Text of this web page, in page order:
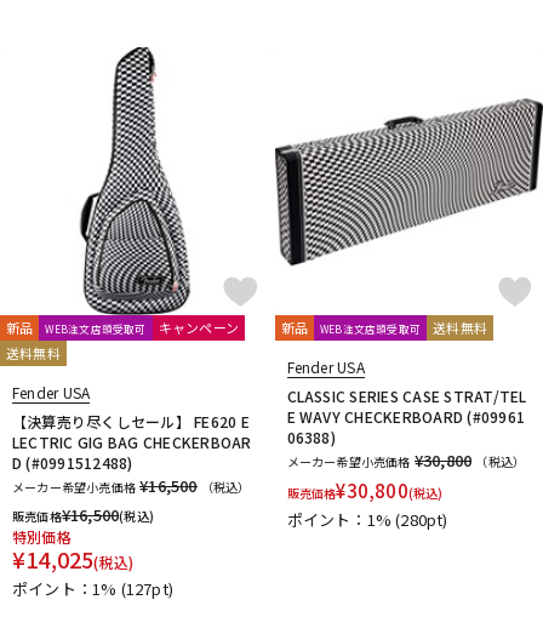
新品 WEB注文店頭受取可
キャンペーン
送料無料
Fender USA
【決算売り尽くしセール】 FE620 E
LECTRIC GIG BAG CHECKERBOAR
D (#0991512488)
メーカー希望小売価格 ¥16,500
（税込）
販売価格¥16,500(税込)
特別価格
¥14,025(税込)
ポイント：1% (127pt)
新品 WEB注文店頭受取可 送料無料
Fender USA
CLASSIC SERIES CASE STRAT/TEL
E WAVY CHECKERBOARD (#09961
06388)
メーカー希望小売価格 ¥30,800
（税込）
販売価格¥30,800(税込)
ポイント：1%(280pt)